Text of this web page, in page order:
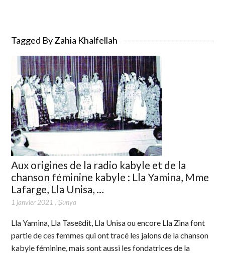
Tagged By Zahia Khalfellah
Aux origines de la radio kabyle et de la
chanson féminine kabyle : Lla Yamina, Mme
Lafarge, Lla Unisa, …
1 janvier 2021 ,Ṣunya
Lla Yamina, Lla Taseɛdit, Lla Unisa ou encore Lla Zina font
partie de ces femmes qui ont tracé les jalons de la chanson
kabyle féminine, mais sont aussi les fondatrices de la